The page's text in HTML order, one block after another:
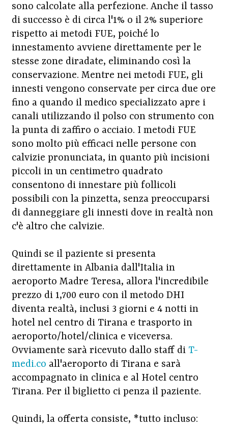
sono calcolate alla perfezione. Anche il tasso
di successo è di circa l'1% o il 2% superiore
rispetto ai metodi FUE, poiché lo
innestamento avviene direttamente per le
stesse zone diradate, eliminando così la
conservazione. Mentre nei metodi FUE, gli
innesti vengono conservate per circa due ore
fino a quando il medico specializzato apre i
canali utilizzando il polso con strumento con
la punta di zaffiro o acciaio. I metodi FUE
sono molto più efficaci nelle persone con
calvizie pronunciata, in quanto più incisioni
piccoli in un centimetro quadrato
consentono di innestare più follicoli
possibili con la pinzetta, senza preoccuparsi
di danneggiare gli innesti dove in realtà non
c'è altro che calvizie.
Quindi se il paziente si presenta
direttamente in Albania dall'Italia in
aeroporto Madre Teresa, allora l'incredibile
prezzo di 1,700 euro con il metodo DHI
diventa realtà, inclusi 3 giorni e 4 notti in
hotel nel centro di Tirana e trasporto in
aeroporto/hotel/clinica e viceversa.
Ovviamente sarà ricevuto dallo staff di T-
medi.co all'aeroporto di Tirana e sarà
accompagnato in clinica e al Hotel centro
Tirana. Per il biglietto ci penza il paziente.
Quindi, la offerta consiste, *tutto incluso: